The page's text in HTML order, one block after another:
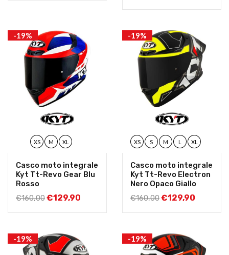
-19%
XS M XL
Casco moto integrale
Kyt Tt-Revo Gear Blu
Rosso
€160,00€129,90
-19%
XS S M L XL
Casco moto integrale
Kyt Tt-Revo Electron
Nero Opaco Giallo
€160,00€129,90
-19% -19%